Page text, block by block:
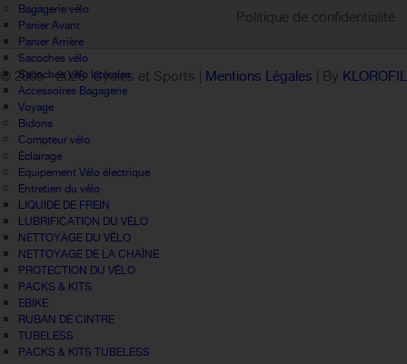
Bagagerie vélo
Panier Avant
Panier Arrière
Sacoches vélo
Sacoches vélo latérales
Accessoires Bagagerie
Voyage
Bidons
Compteur vélo
Éclairage
Equipement Vélo électrique
Entretien du vélo
LIQUIDE DE FREIN
LUBRIFICATION DU VÉLO
NETTOYAGE DU VÉLO
NETTOYAGE DE LA CHAÎNE
PROTECTION DU VÉLO
PACKS & KITS
EBIKE
RUBAN DE CINTRE
TUBELESS
PACKS & KITS TUBELESS
Politique de confidentialité
© 2005 -2026 Cycles et Sports | Mentions Légales | By